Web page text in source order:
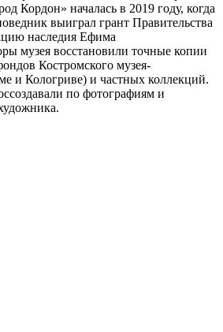
Кордон» началась в 2019 году, когда
выиграл грант Правительства
наследия Ефима
музея восстановили точные копии
Костромского музея-
и Кологриве) и частных коллекций.
по фотографиям и